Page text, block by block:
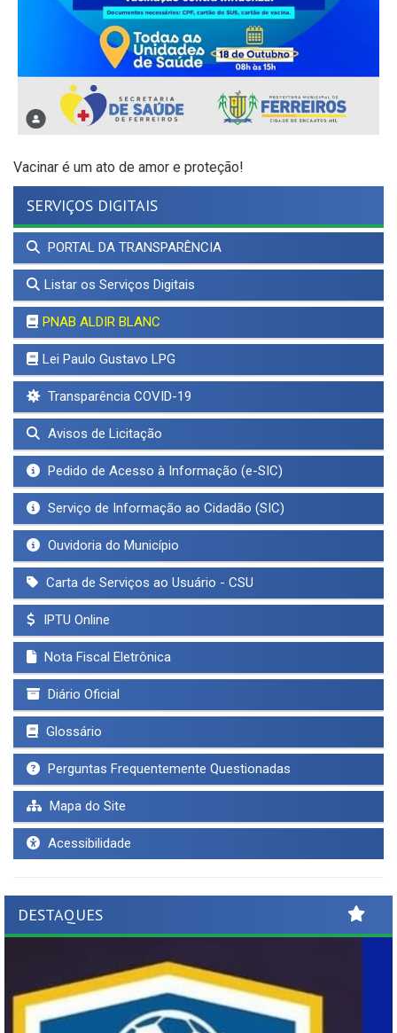
Vacinar é um ato de amor e proteção!
SERVIÇOS DIGITAIS
PORTAL DA TRANSPARÊNCIA
Listar os Serviços Digitais
PNAB ALDIR BLANC
Lei Paulo Gustavo LPG
Transparência COVID-19
Avisos de Licitação
Pedido de Acesso à Informação (e-SIC)
Serviço de Informação ao Cidadão (SIC)
Ouvidoria do Município
Carta de Serviços ao Usuário - CSU
IPTU Online
Nota Fiscal Eletrônica
Diário Oficial
Glossário
Perguntas Frequentemente Questionadas
Mapa do Site
Acessibilidade
DESTAQUES